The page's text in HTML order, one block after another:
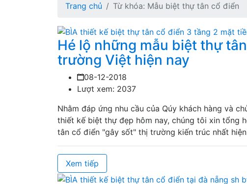
Trang chủ Từ khóa: Mẫu biệt thự tân cổ điển
Hé lộ những mẫu biệt thự
trường Việt hiện nay
08-12-2018
Lượt xem: 2037
Nhằm đáp ứng nhu cầu của Qúy khách hàng và
thiết kế biệt thự đẹp hôm nay, chúng tôi xin tổng
tân cổ điển "gây sốt" thị trường kiến trúc nhất
Xem tiếp